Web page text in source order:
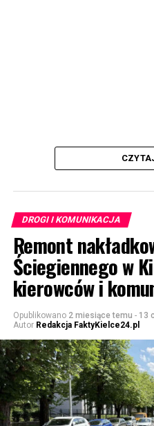
DROGI I KOMUNIKACJA
Remont
Ściegiennego w
kierowców i
Opublikowano 2 miesiące temu - 13
Autor Redakcja FaktyKielce24.pl